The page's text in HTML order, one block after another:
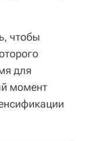
чтобы
для
момент